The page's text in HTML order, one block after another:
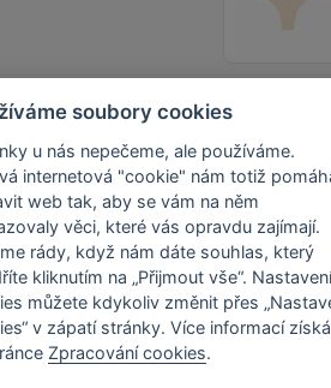
Clubu!
s
Náš příběh
Náš tým
Zákaznický
Registrace
soubory cookies
u nás nepečeme, ale používáme.
internetová "cookie" nám totiž
web tak, aby se vám na něm
věci, které vás opravdu zajímají.
rády, když nám dáte souhlas, který
kliknutím na „Přijmout vše“.
můžete kdykoliv změnit přes
v zápatí stránky. Více informací
Zpracování cookies.